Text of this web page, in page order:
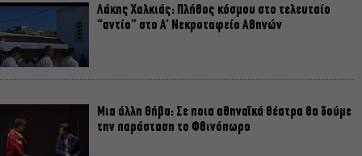
Λάκης Χαλκιάς: Πλήθος κόσμου στο τελευταίο
“αντίο” στο Α’ Νεκροταφείο Αθηνών
Μια άλλη Θήβα: Σε ποια αθηναϊκά θέατρα θα δούμε
την παράσταση το Φθινόπωρο